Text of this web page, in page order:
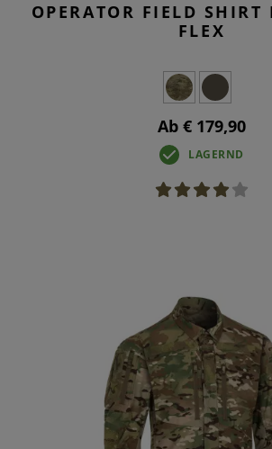
OPERATOR FIELD
FLEX
Ab € 179,90
LAGERND